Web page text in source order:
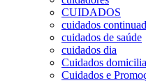
CUIDADOS
cuidados
cuidados de saúde
cuidados dia
Cuidados
Cuidados e